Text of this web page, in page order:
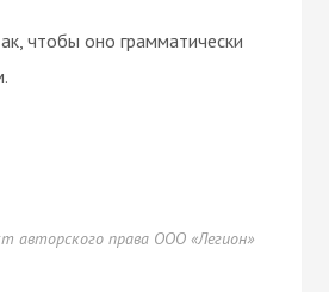
чтобы оно грамматически
авторского права ООО «Легион»